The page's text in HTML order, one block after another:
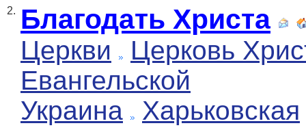
2. Благодать Христа
Церкви
Церковь
Евангельской
Украина
Харьковская